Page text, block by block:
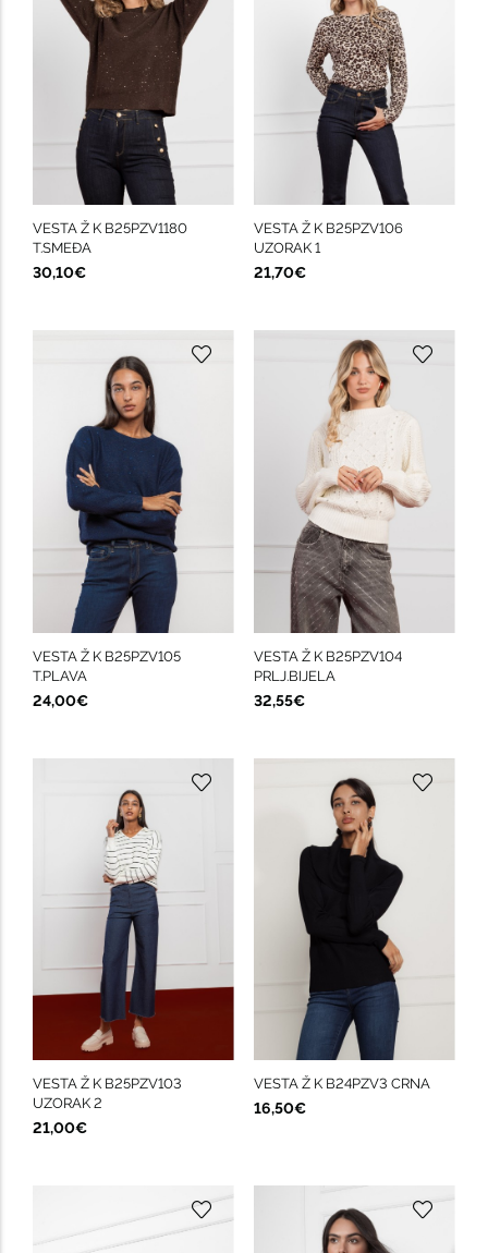
VESTA Ž K B25PZV1180
T.SMEĐA
30,10€
VESTA Ž K B25PZV106
UZORAK 1
21,70€
VESTA Ž K B25PZV105
T.PLAVA
24,00€
VESTA Ž K B25PZV104
PRLJ.BIJELA
32,55€
VESTA Ž K B25PZV103
UZORAK 2
21,00€
VESTA Ž K B24PZV3 CRNA
16,50€